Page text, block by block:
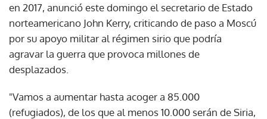
en 2017, anunció este domingo el secretario de Estado
norteamericano John Kerry, criticando de paso a Moscú
por su apoyo militar al régimen sirio que podría
agravar la guerra que provoca millones de
desplazados.
"Vamos a aumentar hasta acoger a 85.000
(refugiados), de los que al menos 10.000 serán de Siria,